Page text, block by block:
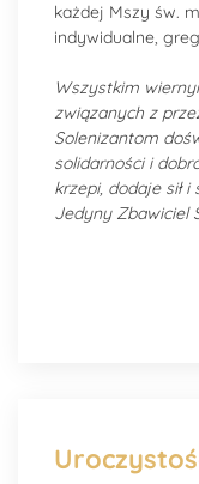
każdej Mszy św.
indywidualne,
Wszystkim
związanych z
Solenizantom
solidarności i
krzepi, dodaje sił
Jedyny Zbawiciel